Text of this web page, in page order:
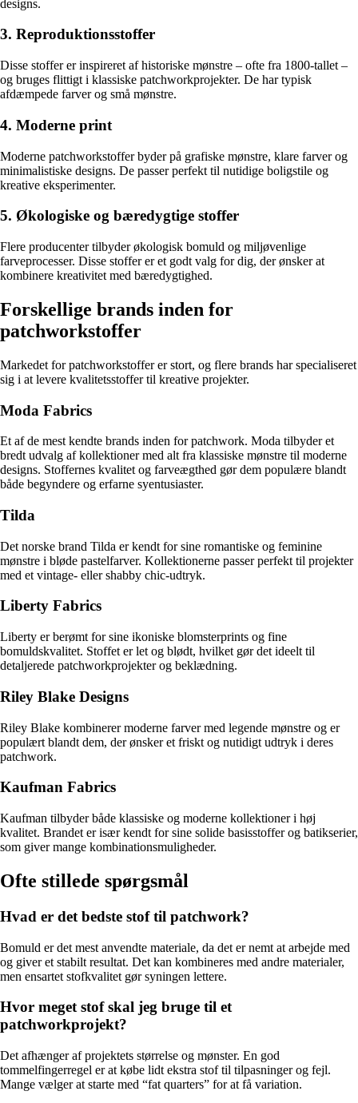
designs.
3. Reproduktionsstoffer
Disse stoffer er inspireret af historiske mønstre – ofte fra 1800-tallet –
og bruges flittigt i klassiske patchworkprojekter. De har typisk
afdæmpede farver og små mønstre.
4. Moderne print
Moderne patchworkstoffer byder på grafiske mønstre, klare farver og
minimalistiske designs. De passer perfekt til nutidige boligstile og
kreative eksperimenter.
5. Økologiske og bæredygtige stoffer
Flere producenter tilbyder økologisk bomuld og miljøvenlige
farveprocesser. Disse stoffer er et godt valg for dig, der ønsker at
kombinere kreativitet med bæredygtighed.
Forskellige brands inden for
patchworkstoffer
Markedet for patchworkstoffer er stort, og flere brands har specialiseret
sig i at levere kvalitetsstoffer til kreative projekter.
Moda Fabrics
Et af de mest kendte brands inden for patchwork. Moda tilbyder et
bredt udvalg af kollektioner med alt fra klassiske mønstre til moderne
designs. Stoffernes kvalitet og farveægthed gør dem populære blandt
både begyndere og erfarne syentusiaster.
Tilda
Det norske brand Tilda er kendt for sine romantiske og feminine
mønstre i bløde pastelfarver. Kollektionerne passer perfekt til projekter
med et vintage- eller shabby chic-udtryk.
Liberty Fabrics
Liberty er berømt for sine ikoniske blomsterprints og fine
bomuldskvalitet. Stoffet er let og blødt, hvilket gør det ideelt til
detaljerede patchworkprojekter og beklædning.
Riley Blake Designs
Riley Blake kombinerer moderne farver med legende mønstre og er
populært blandt dem, der ønsker et friskt og nutidigt udtryk i deres
patchwork.
Kaufman Fabrics
Kaufman tilbyder både klassiske og moderne kollektioner i høj
kvalitet. Brandet er især kendt for sine solide basisstoffer og batikserier,
som giver mange kombinationsmuligheder.
Ofte stillede spørgsmål
Hvad er det bedste stof til patchwork?
Bomuld er det mest anvendte materiale, da det er nemt at arbejde med
og giver et stabilt resultat. Det kan kombineres med andre materialer,
men ensartet stofkvalitet gør syningen lettere.
Hvor meget stof skal jeg bruge til et
patchworkprojekt?
Det afhænger af projektets størrelse og mønster. En god
tommelfingerregel er at købe lidt ekstra stof til tilpasninger og fejl.
Mange vælger at starte med “fat quarters” for at få variation.